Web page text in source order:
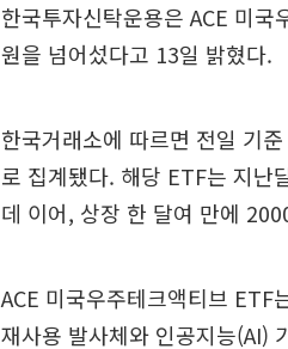
한국투자신탁운용은 ACE 미
원을 넘어섰다고 13일 밝혔다.
한국거래소에 따르면 전일 기
로 집계됐다. 해당 ETF는 지난
데 이어, 상장 한 달여 만에
ACE 미국우주테크액티브 ETF
재사용 발사체와 인공지능(AI)